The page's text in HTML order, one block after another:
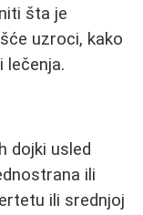
šta je
uzroci, kako
lečenja.
dojki usled
ili
ili srednjoj